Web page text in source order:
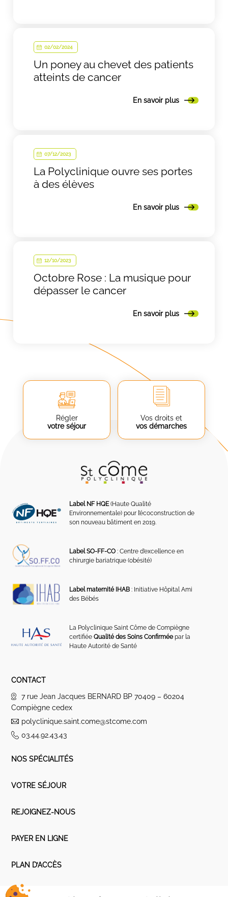
02/02/2024
Un poney au chevet des patients
atteints de cancer
En savoir plus
07/12/2023
La Polyclinique ouvre ses portes
à des élèves
En savoir plus
12/10/2023
Octobre Rose : La musique pour
dépasser le cancer
En savoir plus
Régler
votre séjour
Vos droits et
vos démarches
Label NF HQE(Haute Qualité
Environnementale) pour l’écoconstruction de
son nouveau bâtiment en 2019.
Label SO-FF-CO : Centre d’excellence en
chirurgie bariatrique (obésité)
Label maternité IHAB : Initiative Hôpital Ami
des Bébés
La Polyclinique Saint Côme de Compiègne
certifiéeQualité des Soins Confirméepar la
Haute Autorité de Santé
CONTACT
7 rue Jean Jacques BERNARD BP 70409 – 60204
Compiègne cedex
polyclinique.saint.come@stcome.com
03.44.92.43.43
NOS SPÉCIALITÉS
VOTRE SÉJOUR
REJOIGNEZ-NOUS
PAYER EN LIGNE
PLAN D’ACCÈS